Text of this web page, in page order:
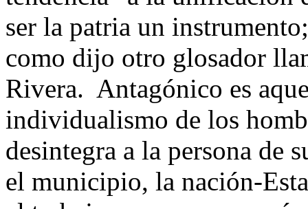
ser la patria un
como dijo otro glosador
Rivera. Antagónico es
individualismo de los
desintegra a la persona de
el municipio, la nación-